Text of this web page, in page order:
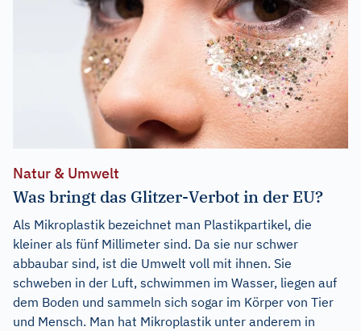
Natur & Umwelt
Was bringt das Glitzer-Verbot in der EU?
Als Mikroplastik bezeichnet man Plastikpartikel, die
kleiner als fünf Millimeter sind. Da sie nur schwer
abbaubar sind, ist die Umwelt voll mit ihnen. Sie
schweben in der Luft, schwimmen im Wasser, liegen auf
dem Boden und sammeln sich sogar im Körper von Tier
und Mensch. Man hat Mikroplastik unter anderem in